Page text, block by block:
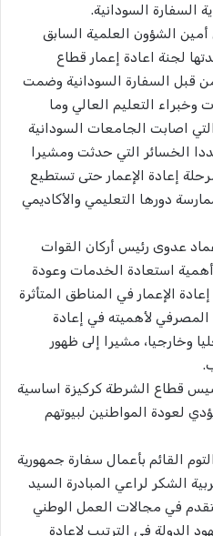
السفارة السودانية.
الشؤون العلمية السابق
لجنة اعادة إعمار قطاع
من قبل السفارة السودانية وضمت
التعليم العالي وما
اصابت الجامعات السودانية
الخسائر التي حدثت ومشيرا
إعادة الإعمار حتى تستطيع
دورها التعليمي والأكاديمي
عدوى رئيس أركان القوات
استعادة الخدمات وعودة
الإعمار في المناطق المتأثرة
المصرفي لأهميته في إعادة
وخارجيا، مشيرا إلى ظهور
قطاع الشرطة كركيزة اساسية
لعودة المواطنين لبيوتهم
القائم بأعمال سفارة جمهورية
الشكر لراعي المبادرة السيد
في مجالات العمل الوطني
الدولة في الترتيب لإعادة